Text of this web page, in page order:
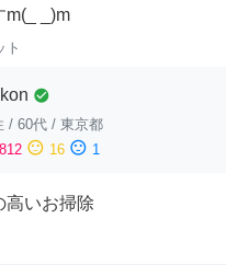
m(_ _)m
ト
check_circle
/ 60代 / 東京都
812 sentiment_neutral 16 sentiment_dissatisfied 1
高いお掃除